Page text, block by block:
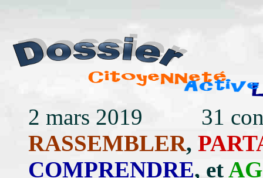
2 mars
RASSEMBLER,
COMPRENDRE, et